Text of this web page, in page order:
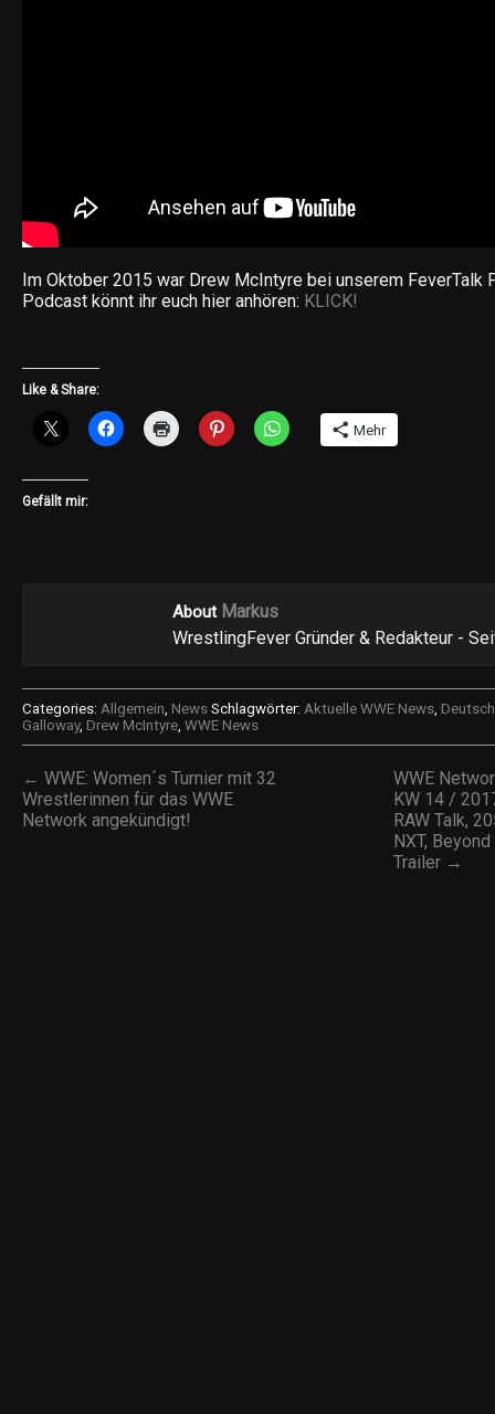
Im Oktober 2015 war Drew McIntyre bei unserem FeverTalk
Podcast könnt ihr euch hier anhören: KLICK!
Like & Share:
Mehr
Gefällt mir:
About Markus
WrestlingFever Gründer & Redakteur -
Categories: Allgemein, News Schlagwörter: Aktuelle WWE News,
Galloway, Drew McIntyre, WWE News
← WWE: Women´s Turnier mit 32
Wrestlerinnen für das WWE
Network angekündigt!
WWE
KW 14 /
RAW Talk,
NXT,
Trailer →